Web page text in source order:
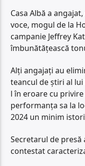
Casa Albă a
voce, mogul de la
campanie Jeffrey
îmbunătățească
Alți angajați au
teancul de știri al
l în eroare cu
performanța sa la
2024 un minim
Secretarul de presă
contestat